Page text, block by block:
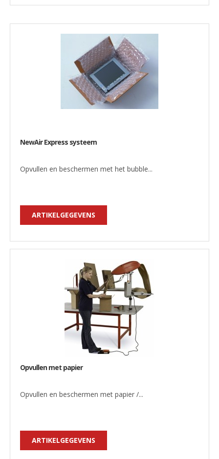
NewAir Express systeem
Opvullen en beschermen met het bubble...
ARTIKELGEGEVENS
Opvullen met papier
Opvullen en beschermen met papier /...
ARTIKELGEGEVENS